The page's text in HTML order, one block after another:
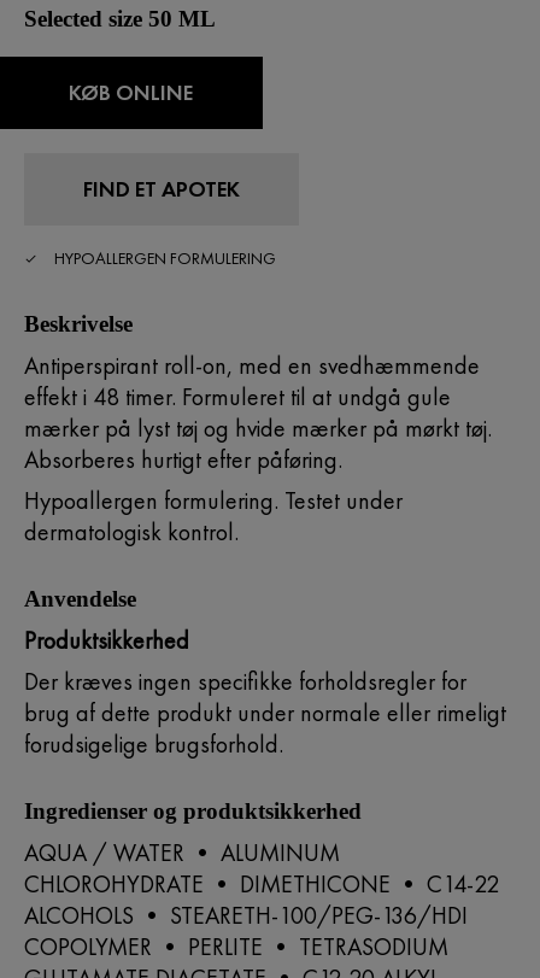
Selected size 50 ML
KØB ONLINE
FIND ET APOTEK
HYPOALLERGEN FORMULERING
Beskrivelse
Antiperspirant roll-on, med en svedhæmmende
effekt i 48 timer. Formuleret til at undgå gule
mærker på lyst tøj og hvide mærker på mørkt tøj.
Absorberes hurtigt efter påføring.
Hypoallergen formulering. Testet under
dermatologisk kontrol.
Anvendelse
Produktsikkerhed
Der kræves ingen specifikke forholdsregler for
brug af dette produkt under normale eller rimeligt
forudsigelige brugsforhold.
Ingredienser og produktsikkerhed
AQUA / WATER • ALUMINUM
CHLOROHYDRATE • DIMETHICONE • C14-22
ALCOHOLS • STEARETH-100/PEG-136/HDI
COPOLYMER • PERLITE • TETRASODIUM